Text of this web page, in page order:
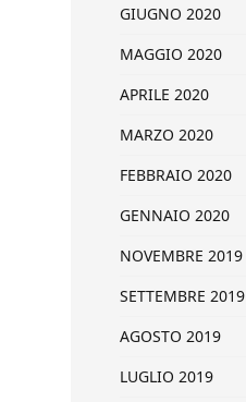
GIUGNO 2020
MAGGIO 2020
APRILE 2020
MARZO 2020
FEBBRAIO 2020
GENNAIO 2020
NOVEMBRE 2019
SETTEMBRE 2019
AGOSTO 2019
LUGLIO 2019